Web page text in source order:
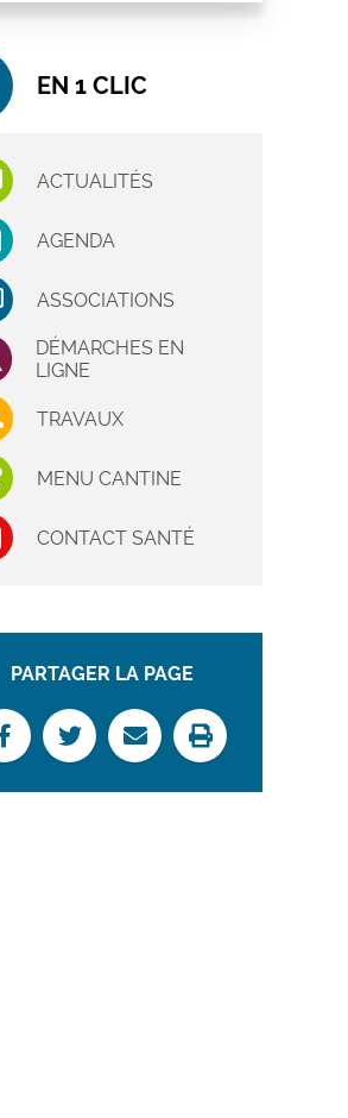
EN 1 CLIC
ACTUALITÉS
AGENDA
ASSOCIATIONS
DÉMARCHES EN
LIGNE
TRAVAUX
MENU CANTINE
CONTACT SANTÉ
PARTAGER LA PAGE